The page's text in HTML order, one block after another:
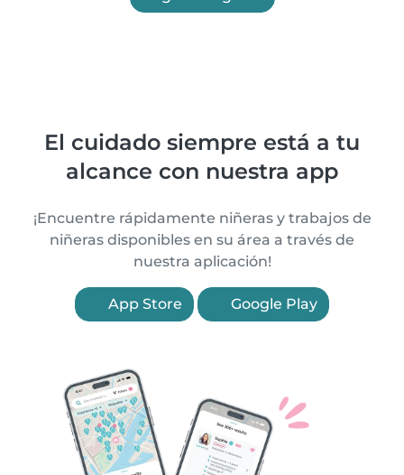
El cuidado siempre está a tu
alcance con nuestra app
¡Encuentre rápidamente niñeras y trabajos de
niñeras disponibles en su área a través de
nuestra aplicación!
App Store Google Play